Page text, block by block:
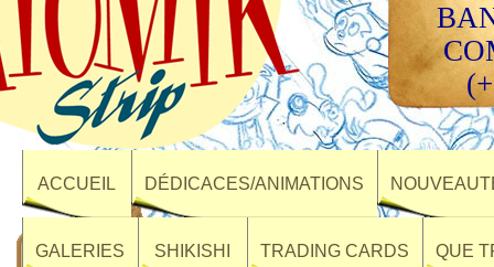
ACCUEIL DÉDICACES/ANIMATIONS
GALERIES SHIKISHI TRADING CARDS QUE